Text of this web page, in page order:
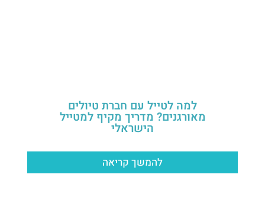
למה לטייל עם חברת טיולים
מאורגנים? מדריך מקיף למטייל
הישראלי
להמשך קריאה